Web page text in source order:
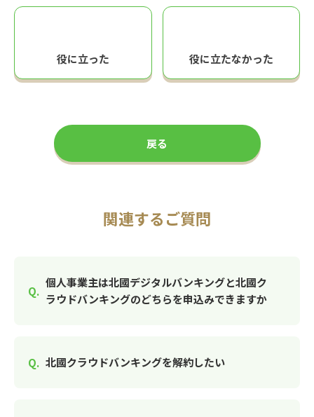
役に立った 役に立たなかった
戻る
関連するご質問
個人事業主は北國デジタルバンキングと北國ク
ラウドバンキングのどちらを申込みできますか
北國クラウドバンキングを解約したい